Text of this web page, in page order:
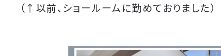
（↑以前、ショールームに勤めておりました）